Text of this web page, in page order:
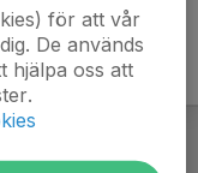
för att vår
De används
hjälpa oss att